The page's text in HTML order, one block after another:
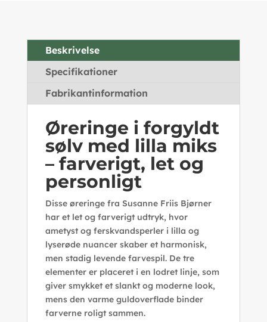
Beskrivelse
Specifikationer
Fabrikantinformation
Øreringe i forgyldt
sølv med lilla miks
– farverigt, let og
personligt
Disse øreringe fra Susanne Friis Bjørner
har et let og farverigt udtryk, hvor
ametyst og ferskvandsperler i lilla og
lyserøde nuancer skaber et harmonisk,
men stadig levende farvespil. De tre
elementer er placeret i en lodret linje, som
giver smykket et slankt og moderne look,
mens den varme guldoverflade binder
farverne roligt sammen.